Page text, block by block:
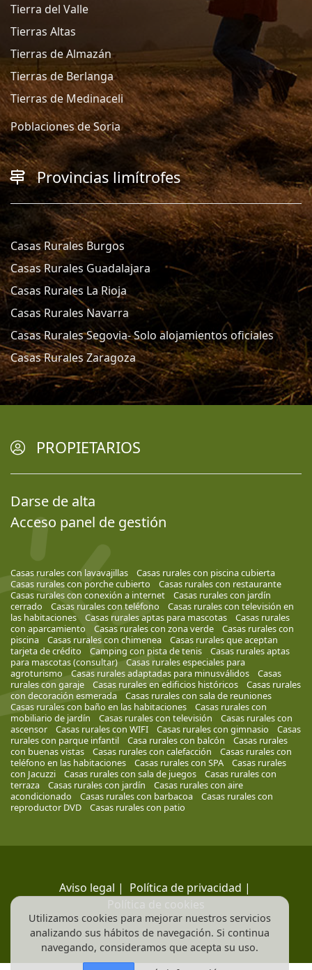
Tierra del Valle
Tierras Altas
Tierras de Almazán
Tierras de Berlanga
Tierras de Medinaceli
Poblaciones de Soria
Provincias limítrofes
Casas Rurales Burgos
Casas Rurales Guadalajara
Casas Rurales La Rioja
Casas Rurales Navarra
Casas Rurales Segovia- Solo alojamientos oficiales
Casas Rurales Zaragoza
PROPIETARIOS
Darse de alta
Acceso panel de gestión
Casas rurales con lavavajillas
Casas rurales con piscina cubierta
Casas rurales con porche cubierto
Casas rurales con restaurante
Casas rurales con conexión a internet
Casas rurales con jardín
cerrado
Casas rurales con teléfono
Casas rurales con televisión en
las habitaciones
Casas rurales aptas para mascotas
Casas rurales
con aparcamiento
Casas rurales con zona verde
Casas rurales con
piscina
Casas rurales con chimenea
Casas rurales que aceptan
tarjeta de crédito
Camping con pista de tenis
Casas rurales aptas
para mascotas (consultar)
Casas rurales especiales para
agroturismo
Casas rurales adaptadas para minusválidos
Casas
rurales con garaje
Casas rurales en edificios históricos
Casas rurales
con decoración esmerada
Casas rurales con sala de reuniones
Casas rurales con baño en las habitaciones
Casas rurales con
mobiliario de jardín
Casas rurales con televisión
Casas rurales con
ascensor
Casas rurales con WIFI Casas rurales con gimnasio
Casas
rurales con parque infantil
Casa rurales con balcón
Casas rurales
con buenas vistas
Casas rurales con calefacción
Casas rurales con
teléfono en las habitaciones
Casas rurales con SPA
Casas rurales
con Jacuzzi
Casas rurales con sala de juegos
Casas rurales con
terraza
Casas rurales con jardín
Casas rurales con aire
acondicionado
Casas rurales con barbacoa
Casas rurales con
reproductor DVD
Casas rurales con patio
Aviso legal | Política de privacidad |
Política de cookies
Utilizamos cookies para mejorar nuestros servicios
analizando sus hábitos de navegación. Si continua
navegando, consideramos que acepta su uso.